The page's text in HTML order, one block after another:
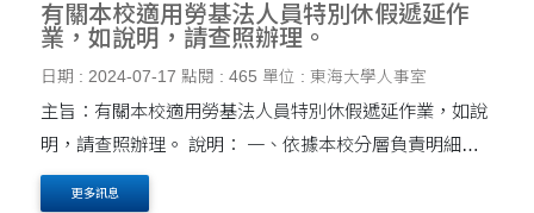
有關本校適用勞基法人員特別休假遞延作
業，如說明，請查照辦理。
日期 : 2024-07-17 點閱 : 465 單位 : 東海大學人事室
主旨：有關本校適用勞基法人員特別休假遞延作業，如說
明，請查照辦理。 說明： 一、依據本校分層負責明細表
「0.各單位共同項目-15.職員休假遞延案」，旨揭遞延案
更多訊息